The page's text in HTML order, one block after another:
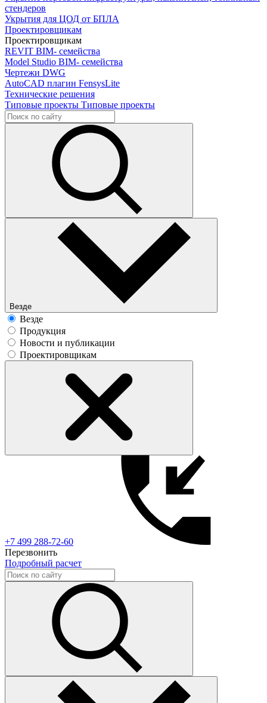
стендеров
Укрытия для ЦОД от БПЛА
Проектировщикам
Проектировщикам
REVIT BIM- семейства
Model Studio BIM- семейства
Чертежи DWG
AutoCAD плагин FensysLite
Технические решения
Типовые проекты Типовые проекты
Везде
Везде
Продукция
Новости и публикации
Проектировщикам
+7 499 288-72-60
Перезвонить
Подробный расчет